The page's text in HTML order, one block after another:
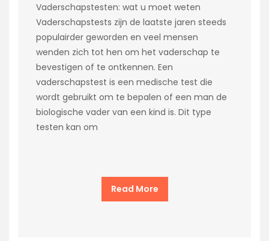
Vaderschapstesten: wat u moet weten
Vaderschapstests zijn de laatste jaren steeds
populairder geworden en veel mensen
wenden zich tot hen om het vaderschap te
bevestigen of te ontkennen. Een
vaderschapstest is een medische test die
wordt gebruikt om te bepalen of een man de
biologische vader van een kind is. Dit type
testen kan om
Read More